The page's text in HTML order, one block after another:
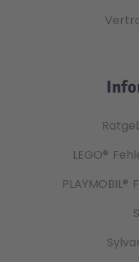
LEGO®
PLAYMOBIL®